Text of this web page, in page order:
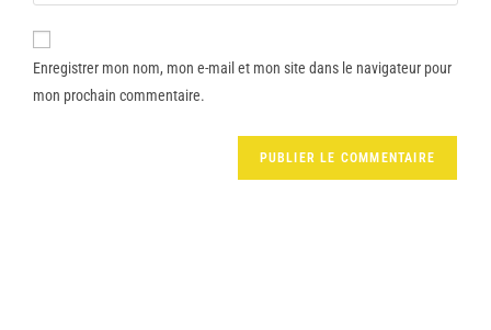
Enregistrer mon nom, mon e-mail et mon site dans le navigateur pour
mon prochain commentaire.